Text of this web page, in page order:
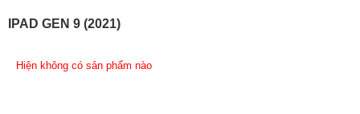
IPAD GEN 9 (2021)
Hiện không có sản phẩm nào